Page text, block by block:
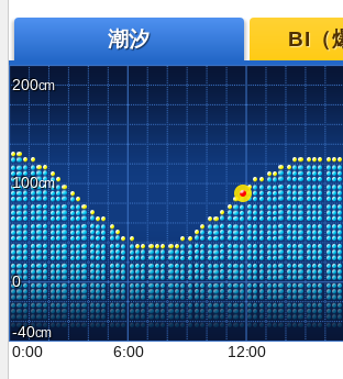
潮汐 BI（
200
100
0
-40
0:00
6:00 12:00